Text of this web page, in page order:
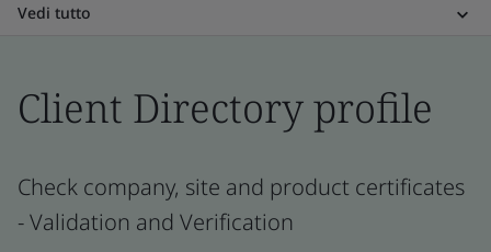
Vedi tutto
Client Directory profile
Check company, site and product certificates
- Validation and Verification